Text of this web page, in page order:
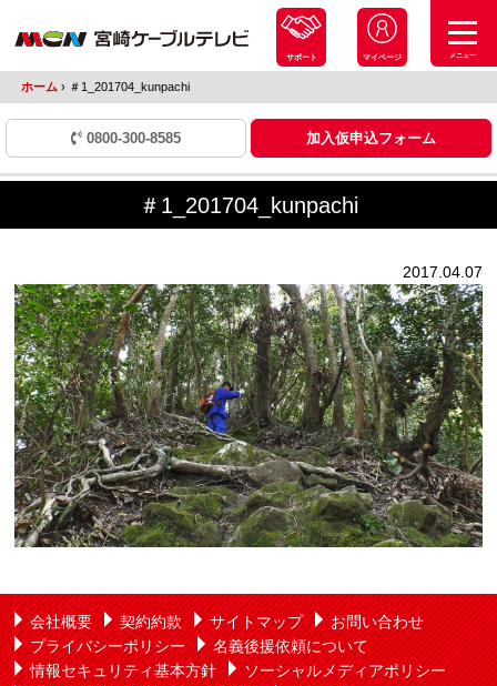
サポート マイページ メニュー
ホーム ›＃1_201704_kunpachi
0800-300-8585 加入仮申込フォーム
＃1_201704_kunpachi
2017.04.07
会社概要 契約約款 サイトマップ
お問い合わせ
プライバシーポリシー
名義後援依頼について
情報セキュリティ基本方針
ソーシャルメディアポリシー